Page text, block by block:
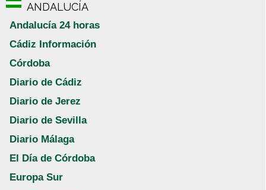
ANDALUCÍA
Andalucía 24 horas
Cádiz Información
Córdoba
Diario de Cádiz
Diario de Jerez
Diario de Sevilla
Diario Málaga
El Día de Córdoba
Europa Sur